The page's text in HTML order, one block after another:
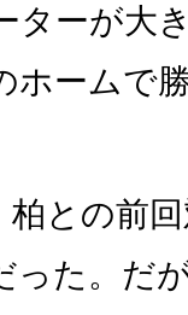
ターが大
ホームで
との前
た。だ